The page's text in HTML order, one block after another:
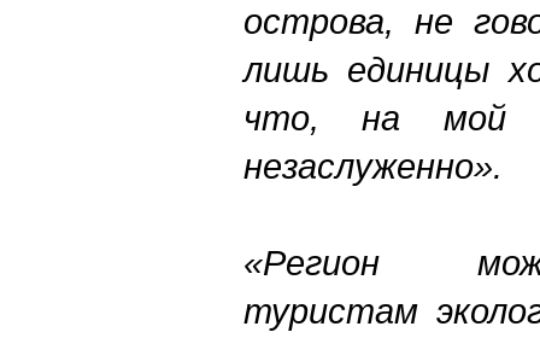
острова, не
лишь единицы
что,на
мой
незаслуженно».
«Регион
туристам